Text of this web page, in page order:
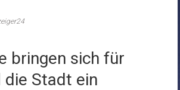
bringen sich für
die Stadt ein